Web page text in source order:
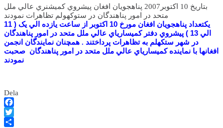
بتاريخ 10 اکتوبر2007 پناهجويان افغان پيشروي کميشنري عالي ملل
متحد در امور پناهندگان در ستوکهولم تظاهرات نمودند
يکتعداد پناهجويان افغان
مورخ 10 اکتوبر از ساعت يازده الي يک ( 11
الي 13 ) پيشروي دفتر کميسارياي عالي ملل متحد در امور پناهندگان
در شهر ستکهلم به تظاهرات پرداختند . همچنان نمايندگان انجمن
افغانها با نمايندهکميسارياي عالي ملل متحد در امور پناهندگان صحبت
نمودند
Dela
Facebook
Twitter